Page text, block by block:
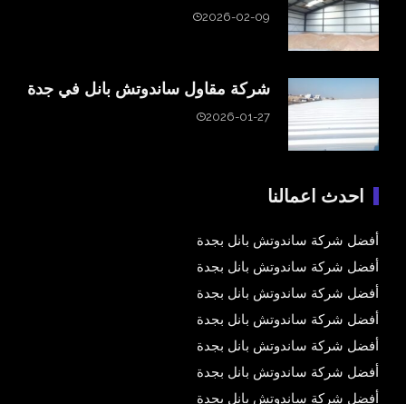
2026-02-09
شركة مقاول ساندوتش بانل في جدة
2026-01-27
احدث اعمالنا
أفضل شركة ساندوتش بانل بجدة
أفضل شركة ساندوتش بانل بجدة
أفضل شركة ساندوتش بانل بجدة
أفضل شركة ساندوتش بانل بجدة
أفضل شركة ساندوتش بانل بجدة
أفضل شركة ساندوتش بانل بجدة
أفضل شركة ساندوتش بانل بجدة